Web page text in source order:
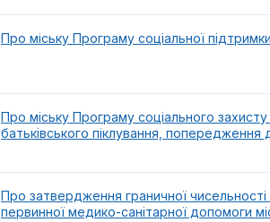
Про міську Програму соціальної
Про міську Програму соціального
батьківського піклування,
Про затвердження граничної
первинної медико-санітарної допомоги